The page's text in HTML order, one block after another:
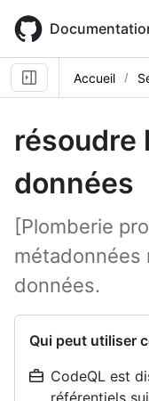
main
content
Accueil
résoudre
données
[Plomberie
métadonnées
données.
Qui peut utiliser
CodeQL est
référentiels